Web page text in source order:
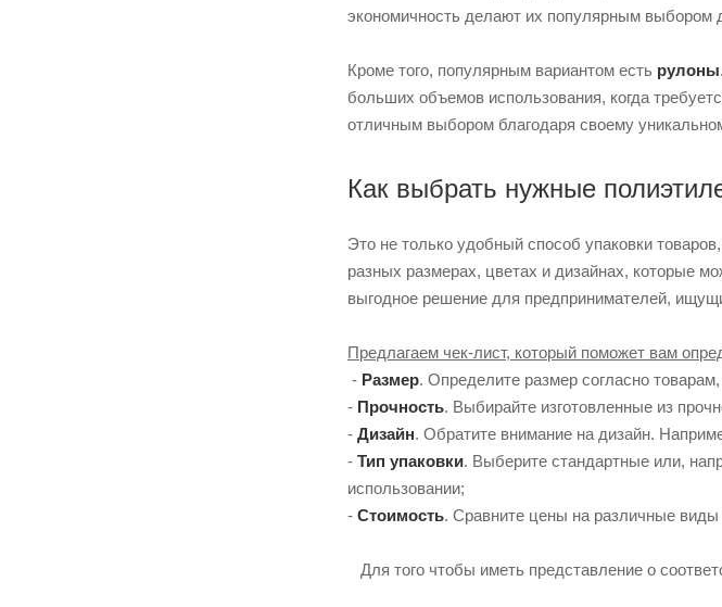
экономичность делают их популярным выбором
Кроме того, популярным вариантом есть рулоны
больших объемов использования, когда
отличным выбором благодаря своему
Как выбрать нужные
Это не только удобный способ упаковки
разных размерах, цветах и ​​дизайнах, которые
выгодное решение для предпринимателей,
Предлагаем чек-лист, который поможет вам
- Размер. Определите размер согласно
- Прочность. Выбирайте изготовленные из
- Дизайн. Обратите внимание на дизайн.
- Тип упаковки. Выберите стандартные или,
использовании;
- Стоимость. Сравните цены на различные
Для того чтобы иметь представление о